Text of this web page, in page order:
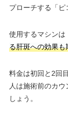
プローチする「ピ
使用するマシンは
る肝斑への効果も
料金は初回と2回
人は施術前のカ
しょう。